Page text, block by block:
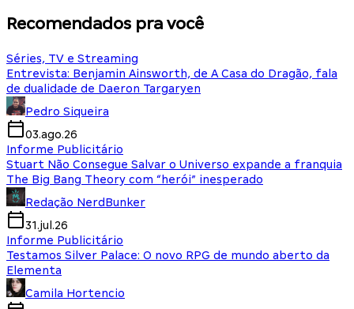
Recomendados pra você
Séries, TV e Streaming
Entrevista: Benjamin Ainsworth, de A Casa do Dragão, fala
de dualidade de Daeron Targaryen
Pedro Siqueira
03.ago.26
Informe Publicitário
Stuart Não Consegue Salvar o Universo expande a franquia
The Big Bang Theory com “herói” inesperado
Redação NerdBunker
31.jul.26
Informe Publicitário
Testamos Silver Palace: O novo RPG de mundo aberto da
Elementa
Camila Hortencio